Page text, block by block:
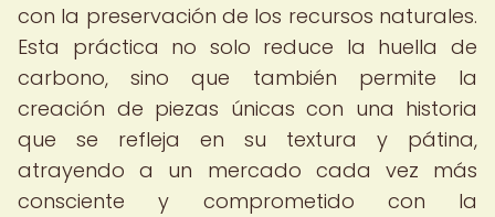
con la preservación de los recursos naturales.
Esta práctica no solo reduce la huella de
carbono, sino que también permite la
creación de piezas únicas con una historia
que se refleja en su textura y pátina,
atrayendo a un mercado cada vez más
consciente y comprometido con la